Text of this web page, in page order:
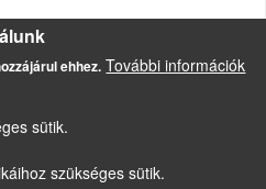
ehhez. További információk
sütik.
szükséges sütik.